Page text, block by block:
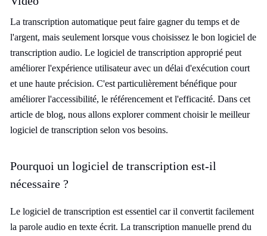
La transcription automatique peut faire gagner du temps et de
l'argent, mais seulement lorsque vous choisissez le bon logiciel de
transcription audio. Le logiciel de transcription approprié peut
améliorer l'expérience utilisateur avec un délai d'exécution court
et une haute précision. C'est particulièrement bénéfique pour
améliorer l'accessibilité, le référencement et l'efficacité. Dans cet
article de blog, nous allons explorer comment choisir le meilleur
logiciel de transcription selon vos besoins.
Pourquoi un logiciel de transcription est-il
nécessaire ?
Le logiciel de transcription est essentiel car il convertit facilement
la parole audio en texte écrit. La transcription manuelle prend du